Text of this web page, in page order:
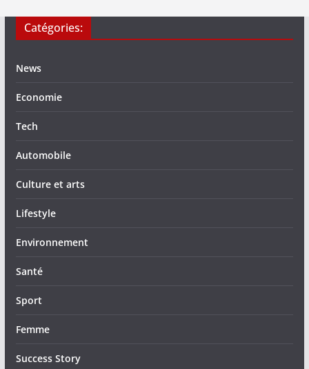
Catégories:
News
Economie
Tech
Automobile
Culture et arts
Lifestyle
Environnement
Santé
Sport
Femme
Success Story